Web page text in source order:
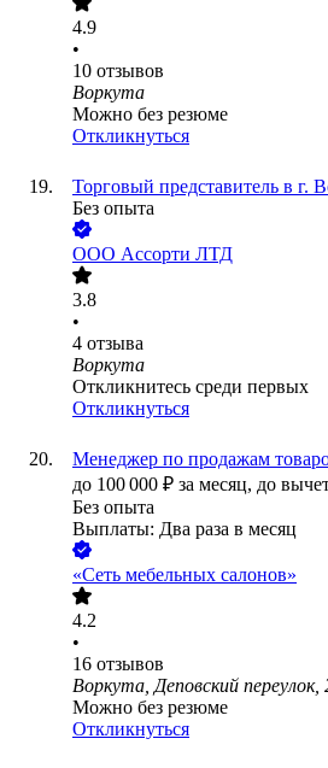
4.9
•
10 отзывов
Воркута
Можно без резюме
Откликнуться
Торговый представитель в г.
Без опыта
ООО Ассорти ЛТД
3.8
•
4 отзыва
Воркута
Откликнитесь среди первых
Откликнуться
Менеджер по продажам
до 100 000 ₽ за месяц, до
Без опыта
Выплаты: Два раза в месяц
«Сеть мебельных салонов»
4.2
•
16 отзывов
Воркута, Деповский переулок,
Можно без резюме
Откликнуться